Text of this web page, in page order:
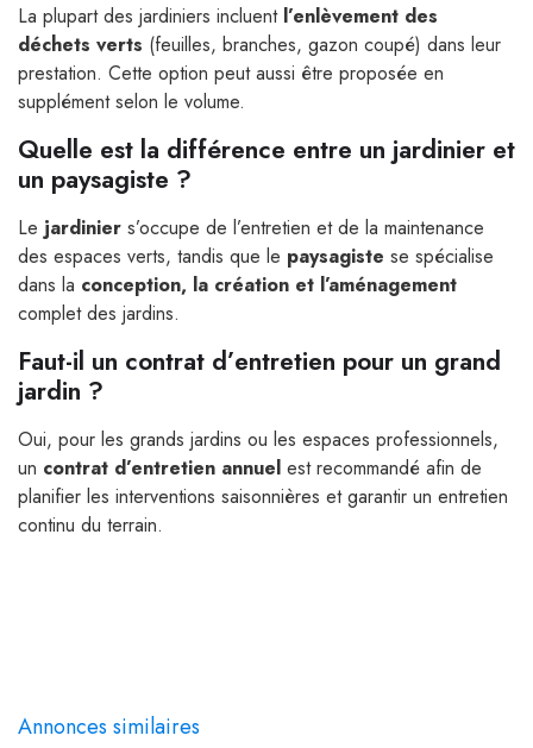
La plupart des jardiniers incluent l’enlèvement des
déchets verts (feuilles, branches, gazon coupé) dans leur
prestation. Cette option peut aussi être proposée en
supplément selon le volume.
Quelle est la différence entre un jardinier et
un paysagiste ?
Le jardinier s’occupe de l’entretien et de la maintenance
des espaces verts, tandis que le paysagiste se spécialise
dans la conception, la création et l’aménagement
complet des jardins.
Faut-il un contrat d’entretien pour un grand
jardin ?
Oui, pour les grands jardins ou les espaces professionnels,
un contrat d’entretien annuel est recommandé afin de
planifier les interventions saisonnières et garantir un entretien
continu du terrain.
Annonces similaires